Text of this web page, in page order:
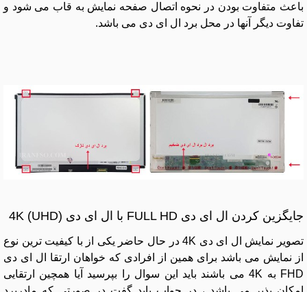
باعث متفاوت بودن در نحوه اتصال صفحه نمایش به قاب می شود و
تفاوت دیگر آنها در محل برد ال ای دی می باشد.
جایگزین کردن ال ای دی FULL HD با ال ای دی 4K (UHD)
تصویر نمایش ال ای دی 4K در حال حاضر یکی از با کیفیت ترین نوع
از نمایش می باشد برای همین از افرادی که خواهان ارتقا ال ای دی
FHD به 4K می باشند باید این سوال را بپرسید آیا همچین ارتقایی